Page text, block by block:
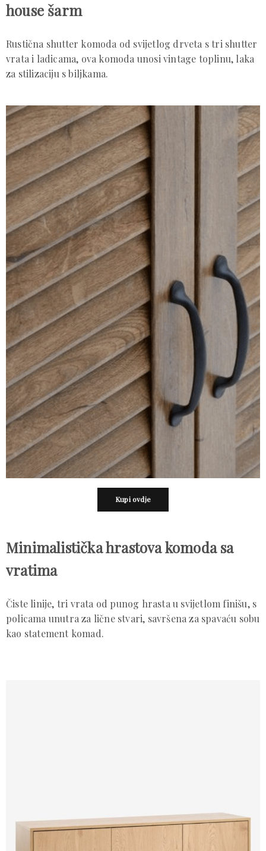
house šarm
Rustična shutter komoda od svijetlog drveta s tri shutter
vrata i ladicama, ova komoda unosi vintage toplinu, laka
za stilizaciju s biljkama.
Kupi ovdje
Minimalistička hrastova komoda sa
vratima
Čiste linije, tri vrata od punog hrasta u svijetlom finišu, s
policama unutra za lične stvari, savršena za spavaću sobu
kao statement komad.